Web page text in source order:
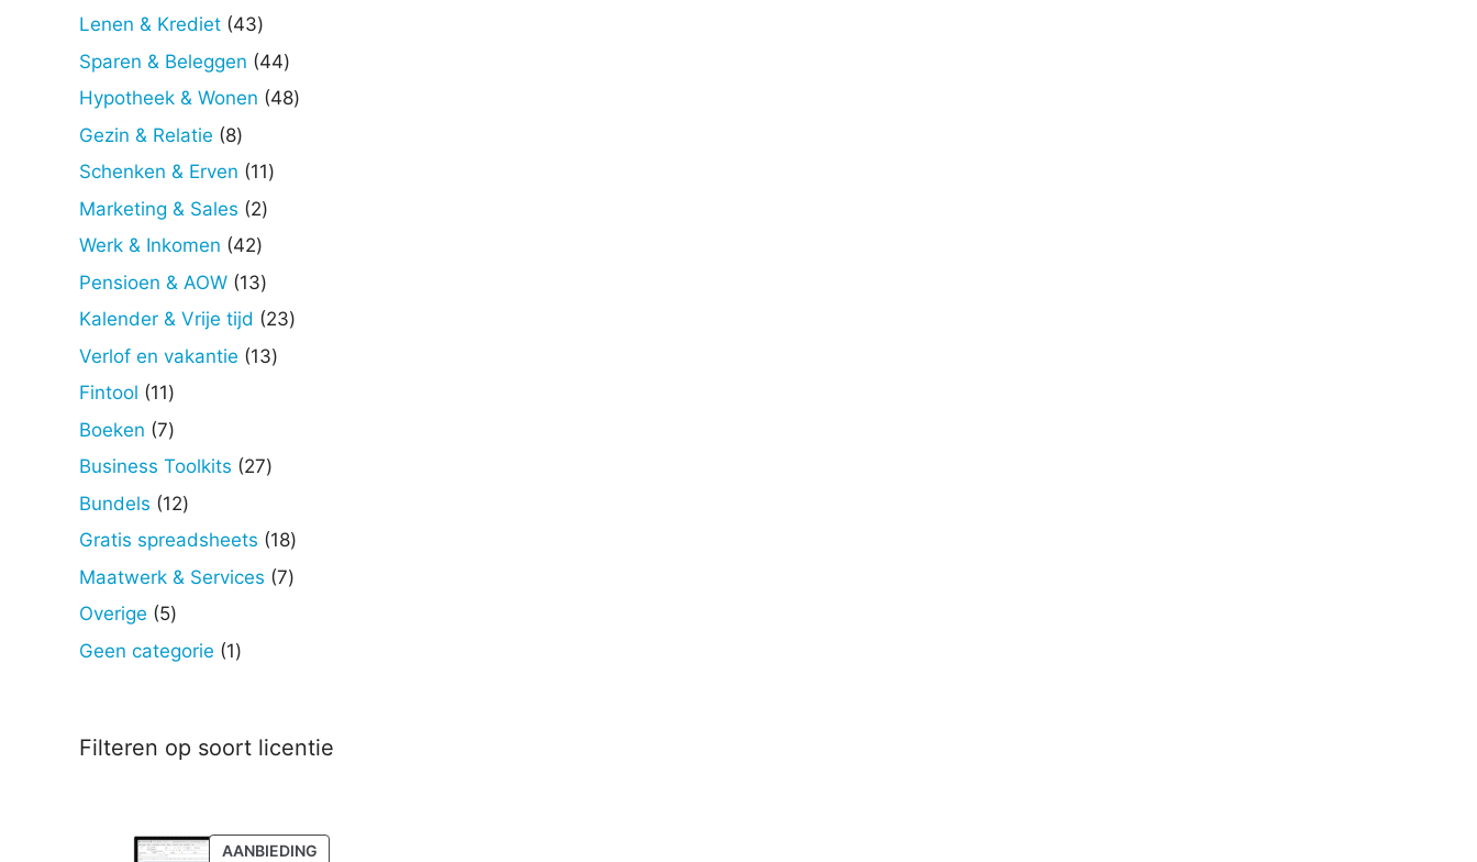
Lenen & Krediet 4343
producten
Sparen & Beleggen 4444
producten
Hypotheek & Wonen 4848
Gezin & Relatie 88
producten
Schenken & Erven 1111
Marketing & Sales 22
Werk & Inkomen 4242
producten
Pensioen & AOW 1313
producten
Kalender & Vrije tijd 2323
Verlof en vakantie 1313
Fintool 1111
producten
Boeken 77
producten
Business Toolkits 2727
Bundels 1212
producten
Gratis spreadsheets 1818
producten
Maatwerk & Services 77
Overige 55
producten
Geen categorie 11
Filteren op soort licentie
AANBIEDINGPRODUCT